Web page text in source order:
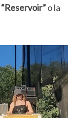
“Reservoir”o la